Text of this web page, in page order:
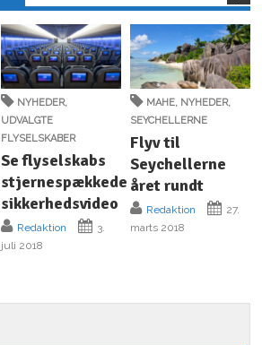
NYHEDER,
UDVALGTE
FLYSELSKABER
Se flyselskabs
stjernespækkede
sikkerhedsvideo
Redaktion
3.
juli 2018
MAHE, NYHEDER,
SEYCHELLERNE
Flyv til
Seychellerne
året rundt
Redaktion
27.
marts 2018